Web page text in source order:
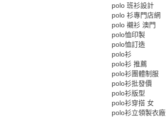
polo 班衫設計
polo 衫專門店網
polo 襯衫 澳門
polo恤印製
polo恤訂造
polo衫
polo衫 推薦
polo衫團體制服
polo衫批發價
polo衫版型
polo衫穿搭 女
polo衫立領製衣廠